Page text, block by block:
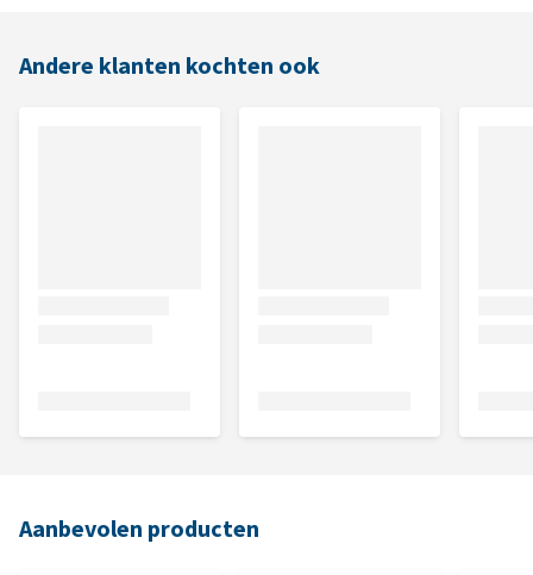
Andere klanten kochten ook
Aanbevolen producten